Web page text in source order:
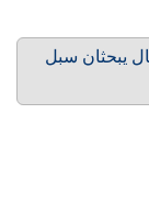
يبحثان سبل